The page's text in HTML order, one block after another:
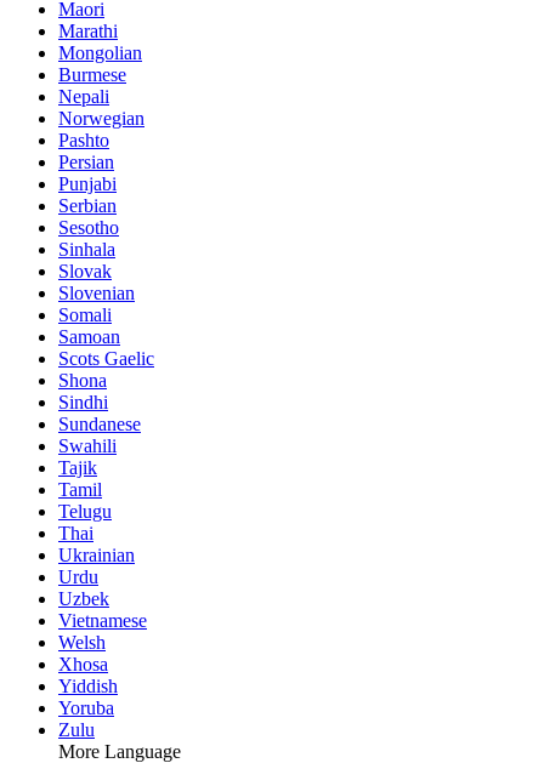
Maori
Marathi
Mongolian
Burmese
Nepali
Norwegian
Pashto
Persian
Punjabi
Serbian
Sesotho
Sinhala
Slovak
Slovenian
Somali
Samoan
Scots Gaelic
Shona
Sindhi
Sundanese
Swahili
Tajik
Tamil
Telugu
Thai
Ukrainian
Urdu
Uzbek
Vietnamese
Welsh
Xhosa
Yiddish
Yoruba
Zulu
More Language